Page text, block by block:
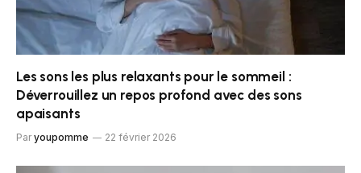
Les sons les plus relaxants pour le sommeil :
Déverrouillez un repos profond avec des sons
apaisants
Par youpomme 22 février 2026